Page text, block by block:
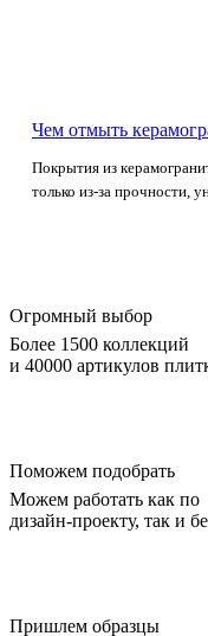
Чем отмыть
Покрытия из
только из-за прочности,
Огромный выбор
Более 1500 коллекций
и 40000 артикулов
Поможем подобрать
Можем работать как по
дизайн-проекту, так и
Пришлем образцы